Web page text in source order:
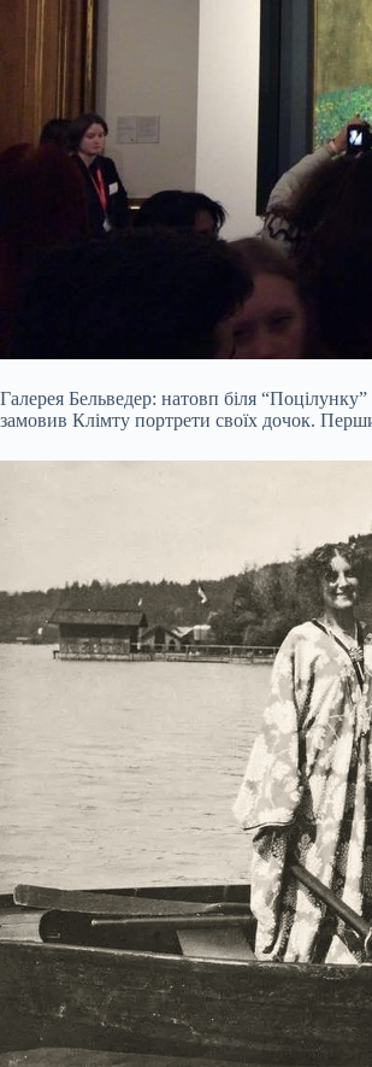
Галерея Бельведер: натовп біля
замовив Клімту портрети своїх дочок.